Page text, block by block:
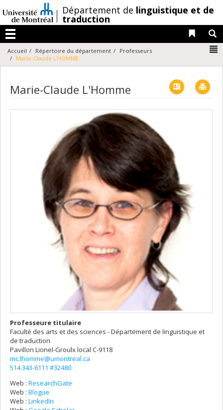
au
contenu
/Département de linguistique et de
traduction
Menu
Liens
Accueil Répertoire du département
Professeurs
Marie-Claude L'HOMME
Marie-Claude L'Homme Vcard
Professeure titulaire
Faculté des arts et des sciences - Département de linguistique et
de traduction
Pavillon Lionel-Groulxlocal C-9118
mc.lhomme@umontreal.ca
514 343-6111 #32480
Web : ResearchGate
Web : Blogue
Web : LinkedIn